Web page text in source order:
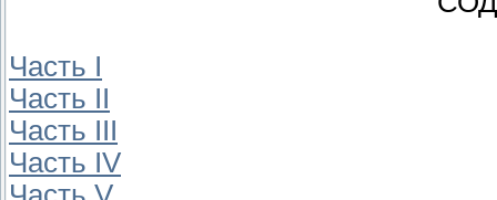
Часть I
Часть II
Часть III
Часть IV